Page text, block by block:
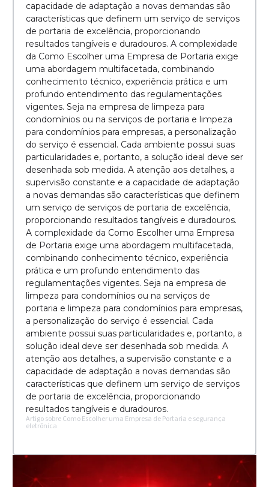
capacidade de adaptação a novas demandas são
características que definem um serviço de serviços
de portaria de excelência, proporcionando
resultados tangíveis e duradouros. A complexidade
da Como Escolher uma Empresa de Portaria exige
uma abordagem multifacetada, combinando
conhecimento técnico, experiência prática e um
profundo entendimento das regulamentações
vigentes. Seja na empresa de limpeza para
condomínios ou na serviços de portaria e limpeza
para condomínios para empresas, a personalização
do serviço é essencial. Cada ambiente possui suas
particularidades e, portanto, a solução ideal deve ser
desenhada sob medida. A atenção aos detalhes, a
supervisão constante e a capacidade de adaptação
a novas demandas são características que definem
um serviço de serviços de portaria de excelência,
proporcionando resultados tangíveis e duradouros.
A complexidade da Como Escolher uma Empresa
de Portaria exige uma abordagem multifacetada,
combinando conhecimento técnico, experiência
prática e um profundo entendimento das
regulamentações vigentes. Seja na empresa de
limpeza para condomínios ou na serviços de
portaria e limpeza para condomínios para empresas,
a personalização do serviço é essencial. Cada
ambiente possui suas particularidades e, portanto, a
solução ideal deve ser desenhada sob medida. A
atenção aos detalhes, a supervisão constante e a
capacidade de adaptação a novas demandas são
características que definem um serviço de serviços
de portaria de excelência, proporcionando
resultados tangíveis e duradouros.
Artigo sobre Como Escolher uma Empresa de Portaria e segurança
eletrônica